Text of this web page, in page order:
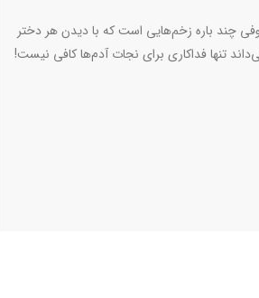
چند باره زخم‌هایی است که با دیدن هر دختر
تنها فداکاری برای نجات آدم‌ها کافی نیست!